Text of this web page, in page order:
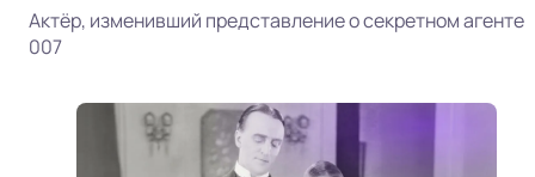
Актёр, изменивший представление о секретном агенте
007